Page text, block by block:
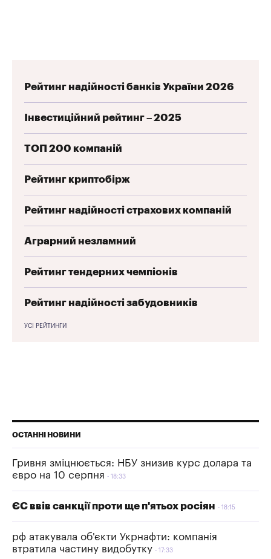
Рейтинг надійності банків України 2026
Інвестиційний рейтинг – 2025
ТОП 200 компаній
Рейтинг криптобірж
Рейтинг надійності страхових компаній
Аграрний незламний
Рейтинг тендерних чемпіонів
Рейтинг надійності забудовників
УСІ РЕЙТИНГИ
ОСТАННІ НОВИНИ
Гривня зміцнюється: НБУ знизив курс долара та
євро на 10 серпня
18:33
ЄС ввів санкції проти ще п'ятьох росіян 18:15
рф атакувала об'єкти Укрнафти: компанія
втратила частину видобутку
17:33